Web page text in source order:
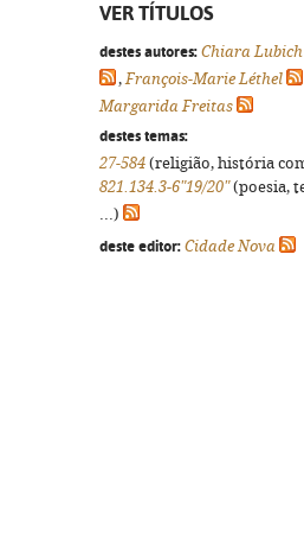
VER TÍTULOS
destes autores: Chiara Lubich
,François-Marie Léthel
Margarida Freitas
destes temas:
27-584 (religião, história
821.134.3-6"19/20"(poesia,
...)
deste editor: Cidade Nova